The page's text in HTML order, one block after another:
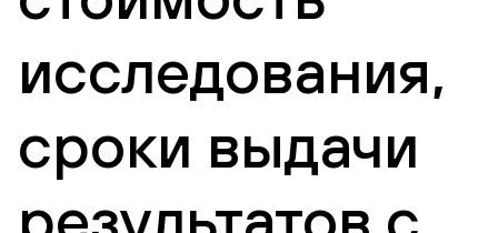
исследования,
сроки выдачи